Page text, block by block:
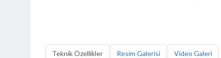
Teknik Özellikler Resim Galerisi Video Galeri